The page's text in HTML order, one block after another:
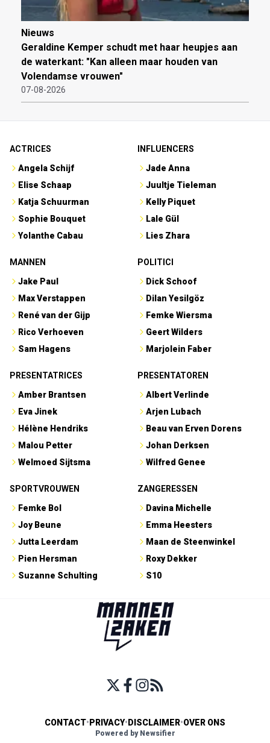
Nieuws
Geraldine Kemper schudt met haar heupjes aan
de waterkant: "Kan alleen maar houden van
Volendamse vrouwen"
07-08-2026
ACTRICES
Angela Schijf
Elise Schaap
Katja Schuurman
Sophie Bouquet
Yolanthe Cabau
INFLUENCERS
Jade Anna
Juultje Tieleman
Kelly Piquet
Lale Gül
Lies Zhara
MANNEN
Jake Paul
Max Verstappen
René van der Gijp
Rico Verhoeven
Sam Hagens
POLITICI
Dick Schoof
Dilan Yesilgöz
Femke Wiersma
Geert Wilders
Marjolein Faber
PRESENTATRICES
Amber Brantsen
Eva Jinek
Hélène Hendriks
Malou Petter
Welmoed Sijtsma
PRESENTATOREN
Albert Verlinde
Arjen Lubach
Beau van Erven Dorens
Johan Derksen
Wilfred Genee
SPORTVROUWEN
Femke Bol
Joy Beune
Jutta Leerdam
Pien Hersman
Suzanne Schulting
ZANGERESSEN
Davina Michelle
Emma Heesters
Maan de Steenwinkel
Roxy Dekker
S10
CONTACT• PRIVACY• DISCLAIMER•OVER ONS
Powered by Newsifier